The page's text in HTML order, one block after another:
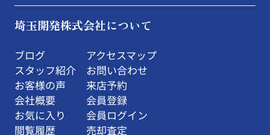
埼玉開発株式会社について
ブログ
スタッフ紹介
お客様の声
会社概要
お気に入り
閲覧履歴
アクセスマップ
お問い合わせ
来店予約
会員登録
会員ログイン
売却査定